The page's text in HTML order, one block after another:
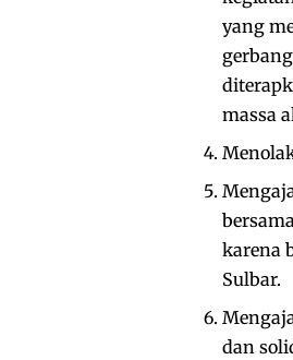
yang
massa
karena
Sulbar.
dan